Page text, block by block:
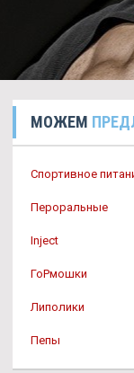
МОЖЕМ
Спортивное
Пероральные
Inject
ГоРмошки
Липолики
Пепы